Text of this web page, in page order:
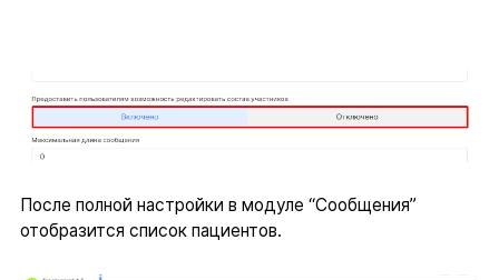
После полной настройки в модуле “Сообщения”
отобразится список пациентов.